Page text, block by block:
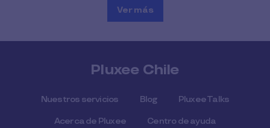
Ver más
Pluxee Chile
Nuestros servicios Blog Pluxee Talks
Acerca de Pluxee Centro de ayuda